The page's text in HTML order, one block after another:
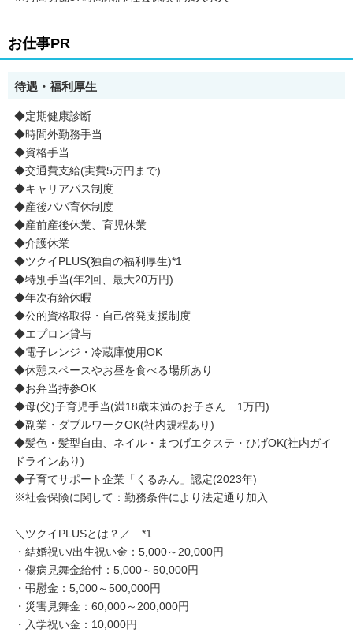
お仕事PR
待遇・福利厚生
◆定期健康診断
◆時間外勤務手当
◆資格手当
◆交通費支給(実費5万円まで)
◆キャリアパス制度
◆産後パパ育休制度
◆産前産後休業、育児休業
◆介護休業
◆ツクイPLUS(独自の福利厚生)*1
◆特別手当(年2回、最大20万円)
◆年次有給休暇
◆公的資格取得・自己啓発支援制度
◆エプロン貸与
◆電子レンジ・冷蔵庫使用OK
◆休憩スペースやお昼を食べる場所あり
◆お弁当持参OK
◆母(父)子育児手当(満18歳未満のお子さん…1万円)
◆副業・ダブルワークOK(社内規程あり)
◆髪色・髪型自由、ネイル・まつげエクステ・ひげOK(社内ガイ
ドラインあり)
◆子育てサポート企業「くるみん」認定(2023年)
※社会保険に関して：勤務条件により法定通り加入
＼ツクイPLUSとは？／ *1
・結婚祝い/出生祝い金：5,000～20,000円
・傷病見舞金給付：5,000～50,000円
・弔慰金：5,000～500,000円
・災害見舞金：60,000～200,000円
・入学祝い金：10,000円